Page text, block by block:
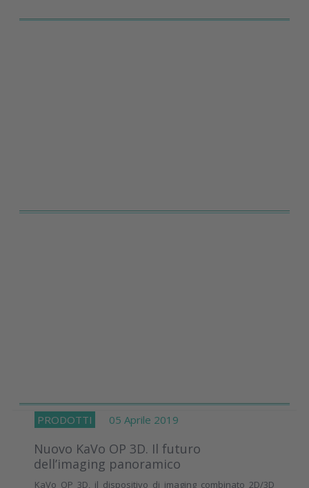
PRODOTTI 05 Aprile 2019
Nuovo KaVo OP 3D. Il futuro
dell’imaging panoramico
KaVo OP 3D, il dispositivo di imaging combinato 2D/3D